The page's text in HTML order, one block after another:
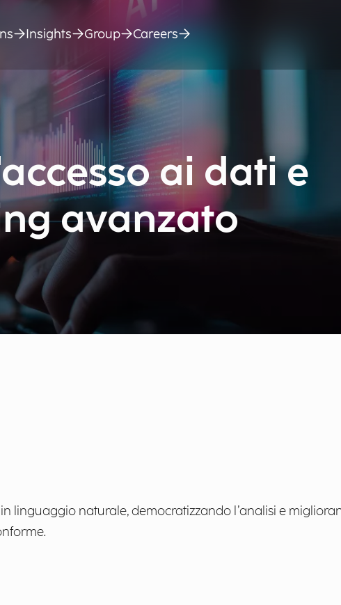
Insights Group Careers
ai dati e
avanzato
linguaggio naturale, democratizzando l’analisi e